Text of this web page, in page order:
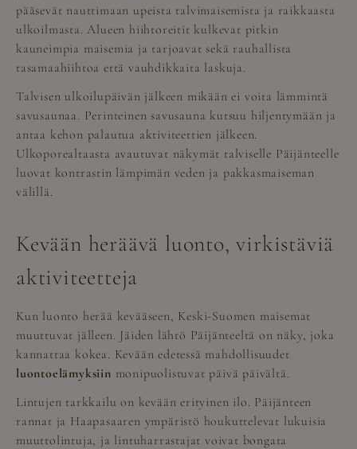
pääsevät nauttimaan upeista talvimaisemista ja raikkaasta
ulkoilmasta. Alueen hiihtoreitit kulkevat pitkin
kauneimpia maisemia ja tarjoavat sekä rauhallista
tasamaahiihtoa että vauhdikkaita laskuja.
Talvisen ulkoilupäivän jälkeen mikään ei voita lämmintä
savusaunaa. Perinteinen savusauna kutsuu hiljentymään ja
antaa kehon palautua aktiviteettien jälkeen.
Ulkoporealtaasta avautuvat näkymät talviselle Päijänteelle
luovat kontrastin lämpimän veden ja pakkasmaiseman
välillä.
Kevään heräävä luonto, virkistäviä
aktiviteetteja
Kun luonto herää kevääseen, Keski-Suomen maisemat
muuttuvat jälleen. Jäiden lähtö Päijänteeltä on näky, joka
kannattaa kokea. Kevään edetessä mahdollisuudet
luontoelämyksiin monipuolistuvat päivä päivältä.
Lintujen tarkkailu on kevään erityinen ilo. Päijänteen
rannat ja Haapasaaren ympäristö houkuttelevat lukuisia
muuttolintuja, ja lintuharrastajat voivat bongata